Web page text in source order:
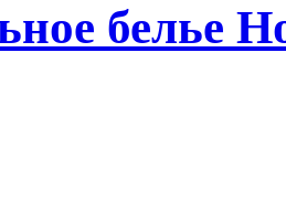
белье